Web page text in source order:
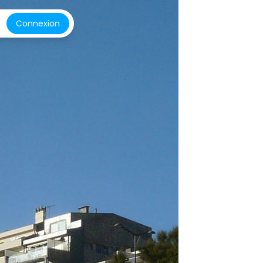
Connexion